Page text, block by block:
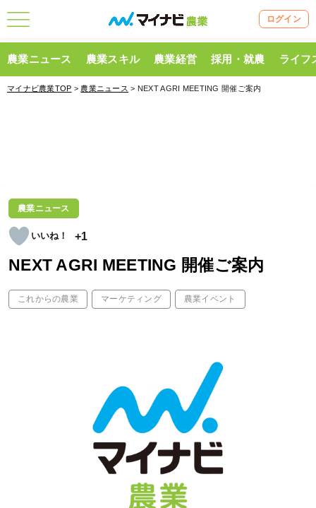
ログイン
農業ニュース 農業スキル 農業経営 採用・就農 ライフ
マイナビ農業TOP > 農業ニュース > NEXT AGRI MEETING 開催ご案内
農業ニュース
+1
NEXT AGRI MEETING 開催ご案内
これからの農業 マーケティング 農業イベント